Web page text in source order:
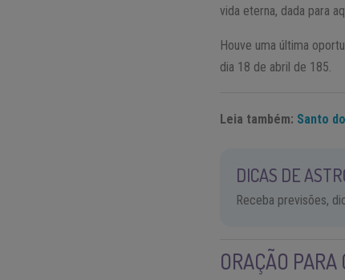
vida eterna, dada para
Houve uma última
dia 18 de abril de 185.
Leia também: Santo
DICAS DE
Receba previsões,
ORAÇÃO